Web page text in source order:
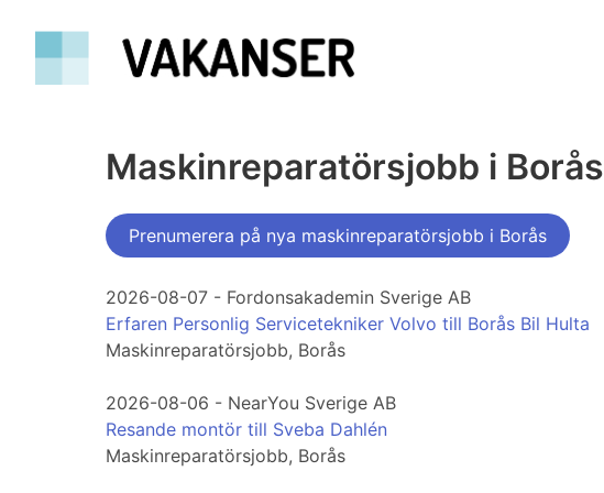
Maskinreparatörsjobb i Borås
Prenumerera på nya maskinreparatörsjobb i Borås
2026-08-07 - Fordonsakademin Sverige AB
Erfaren Personlig Servicetekniker Volvo till Borås Bil Hulta
Maskinreparatörsjobb, Borås
2026-08-06 - NearYou Sverige AB
Resande montör till Sveba Dahlén
Maskinreparatörsjobb, Borås